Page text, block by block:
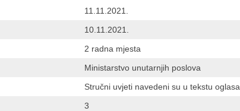
11.11.2021.
10.11.2021.
2 radna mjesta
Ministarstvo unutarnjih poslova
Stručni uvjeti navedeni su u tekstu oglasa
3